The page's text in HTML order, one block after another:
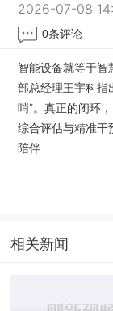
2026-07-08
0条评论
智能设备就等于智
部总经理王宇科指
哨”。真正的闭环
综合评估与精准干
陪伴
相关新闻